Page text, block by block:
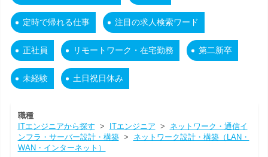
定時で帰れる仕事 注目の求人検索ワード
正社員 リモートワーク・在宅勤務 第二新卒
未経験 土日祝日休み
職種
ITエンジニアから探す > ITエンジニア > ネットワーク・通信イ
ンフラ・サーバー設計・構築> ネットワーク設計・構築（LAN・
WAN・インターネット）